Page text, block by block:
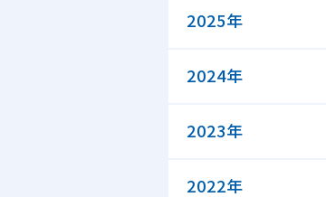
2025年
2024年
2023年
2022年